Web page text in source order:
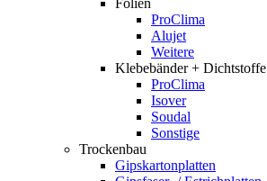
Folien
ProClima
Alujet
Weitere
Klebebänder + Dichtstoffe
ProClima
Isover
Soudal
Sonstige
Trockenbau
Gipskartonplatten